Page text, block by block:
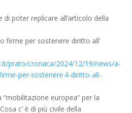
di poter replicare all’articolo della
firme per sostenere diritto all’
prato/cronaca/2024/12/19/news/a-
per-sostenere-il-diritto-all-
europea” per la
c’ è di più civile della